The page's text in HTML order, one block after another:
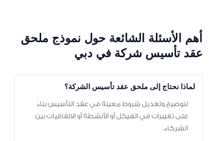
أهم الأسئلة الشائعة حول نموذج ملحق
عقد تأسيس شركة في دبي
لماذا نحتاج إلى ملحق عقد تأسيس الشركة؟
لتوضيح وتعديل شروط معينة في عقد التأسيس بناءً
على تغييرات في الهيكل أو الأنشطة أو الاتفاقيات بين
الشركاء.